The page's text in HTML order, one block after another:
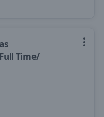
Time/